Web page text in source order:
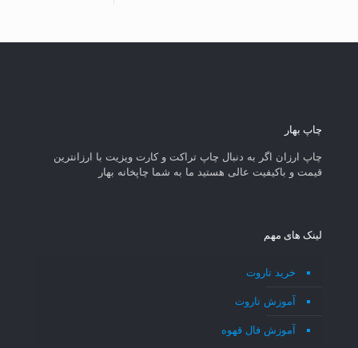
چاپ بهار
چاپ ارزان اگر به دنبال چاپ تراکت و کارت ویزیت با ارزانترین
قیمت و باکیفیت عالی هستید ما به شما چاپخانه بهار
لینک های مهم
خرید تاروت
آموزش تاروت
آموزش فال قهوه